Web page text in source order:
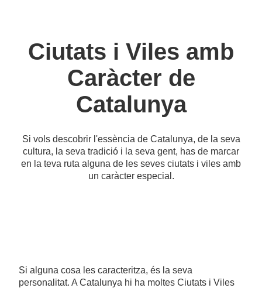
Ciutats i Viles amb
Caràcter de
Catalunya
Si vols descobrir l'essència de Catalunya, de la seva
cultura, la seva tradició i la seva gent, has de marcar
en la teva ruta alguna de les seves ciutats i viles amb
un caràcter especial.
Si alguna cosa les caracteritza, és la seva
personalitat. A Catalunya hi ha moltes Ciutats i Viles